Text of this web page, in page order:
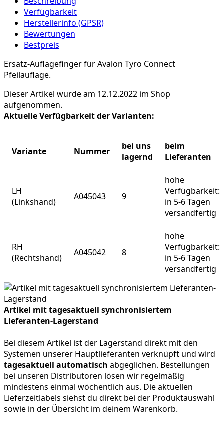
Verfügbarkeit
Herstellerinfo (GPSR)
Bewertungen
Bestpreis
Ersatz-Auflagefinger für Avalon Tyro Connect
Pfeilauflage.
Dieser Artikel wurde am 12.12.2022 im Shop
aufgenommen.
Aktuelle Verfügbarkeit der Varianten:
Variante Nummer
bei uns
lagernd
beim
Lieferanten
LH
(Linkshand)
A045043 9
hohe
Verfügbarkeit:
in 5-6 Tagen
versandfertig
RH
(Rechtshand)
A045042 8
hohe
Verfügbarkeit:
in 5-6 Tagen
versandfertig
Artikel mit tagesaktuell synchronisiertem
Lieferanten-Lagerstand
Bei diesem Artikel ist der Lagerstand direkt mit den
Systemen unserer Hauptlieferanten verknüpft und wird
tagesaktuell automatisch abgeglichen. Bestellungen
bei unseren Distributoren lösen wir regelmäßig
mindestens einmal wöchentlich aus. Die aktuellen
Lieferzeitlabels siehst du direkt bei der Produktauswahl
sowie in der Übersicht im deinem Warenkorb.